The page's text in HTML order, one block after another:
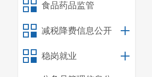
食品药品监管
减税降费信息公开
稳岗就业